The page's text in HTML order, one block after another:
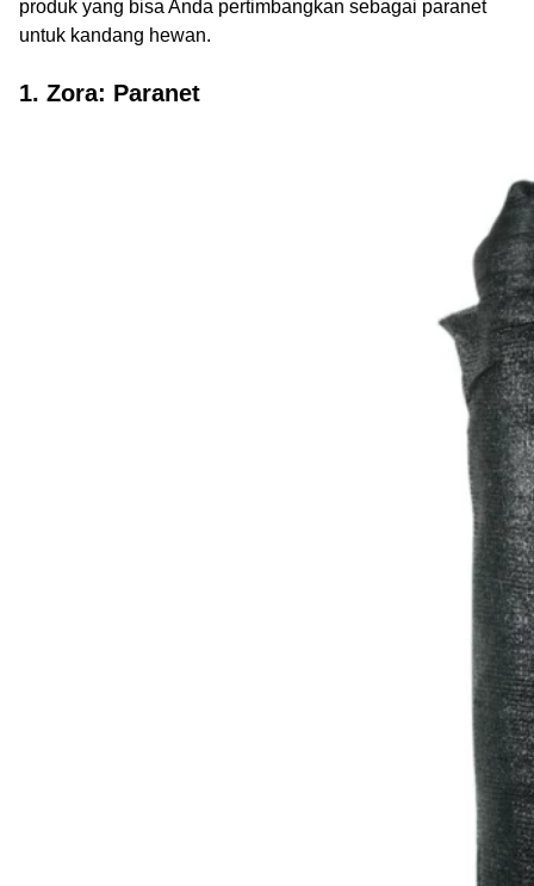
produk yang bisa Anda pertimbangkan sebagai paranet
untuk kandang hewan.
1. Zora: Paranet